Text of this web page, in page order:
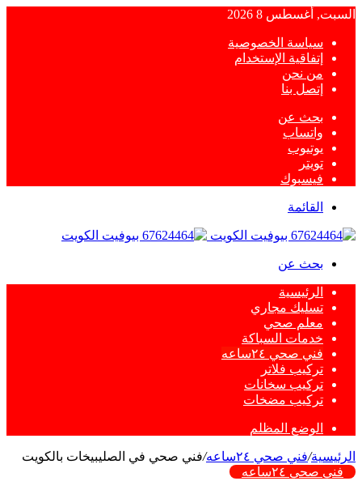
السبت, أغسطس 8 2026
سياسة الخصوصية
إتفاقية الإستخدام
من نحن
إتصل بنا
بحث عن
واتساب
يوتيوب
تويتر
فيسبوك
القائمة
بحث عن
الرئيسية
تسليك مجاري
معلم صحي
خدمات السباكة
فني صحي ٢٤ساعه
تركيب فلاتر
تركيب سخانات
تركيب مضخات
الوضع المظلم
الرئيسية/فني صحي ٢٤ساعه /فني صحي في الصليبيخات بالكويت
فني صحي ٢٤ساعه